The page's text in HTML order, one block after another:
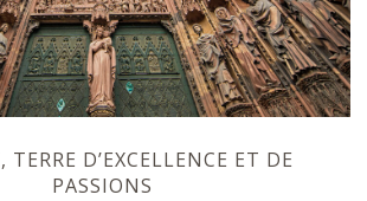
TERRE D’EXCELLENCE ET DE
PASSIONS